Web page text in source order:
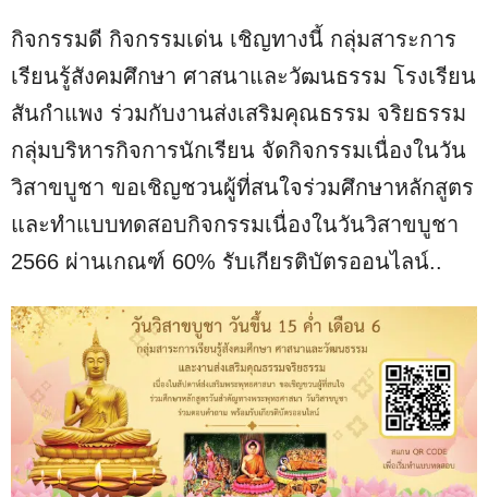
กิจกรรมดี กิจกรรมเด่น เชิญทางนี้ กลุ่มสาระการ
เรียนรู้สังคมศึกษา ศาสนาและวัฒนธรรม โรงเรียน
สันกำแพง ร่วมกับงานส่งเสริมคุณธรรม จริยธรรม
กลุ่มบริหารกิจการนักเรียน จัดกิจกรรมเนื่องในวัน
วิสาขบูชา ขอเชิญชวนผู้ที่สนใจร่วมศึกษาหลักสูตร
และทำแบบทดสอบกิจกรรมเนื่องในวันวิสาขบูชา
2566 ผ่านเกณฑ์ 60% รับเกียรติบัตรออนไลน์..